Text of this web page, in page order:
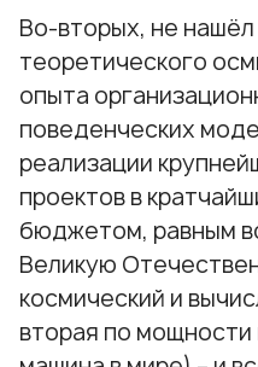
Во-вторых, не
теоретического
опыта
поведенческих
реализации
проектов в
бюджетом, равным
Великую
космический и
вторая по